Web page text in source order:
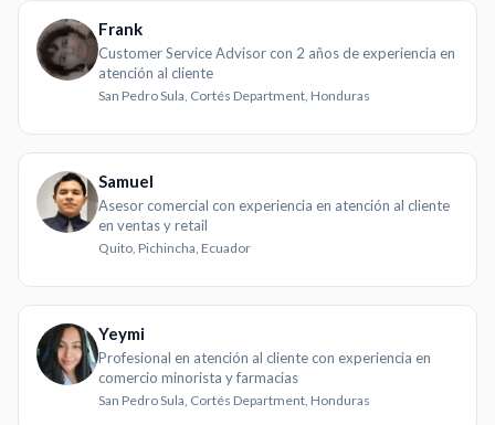
Frank
Customer Service Advisor con 2 años de experiencia en
atención al cliente
San Pedro Sula, Cortés Department, Honduras
Samuel
Asesor comercial con experiencia en atención al cliente
en ventas y retail
Quito, Pichincha, Ecuador
Yeymi
Profesional en atención al cliente con experiencia en
comercio minorista y farmacias
San Pedro Sula, Cortés Department, Honduras